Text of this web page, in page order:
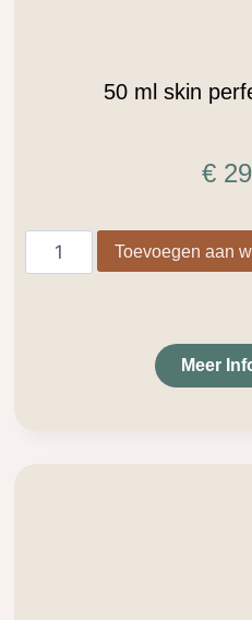
50 ml skin
€
Toevoegen aan
Meer